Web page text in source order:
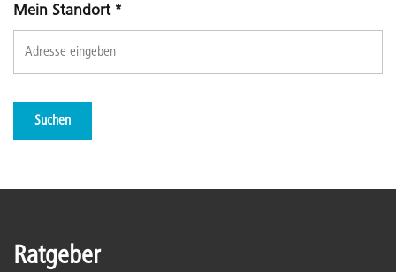
Mein Standort *
Suchen
Ratgeber